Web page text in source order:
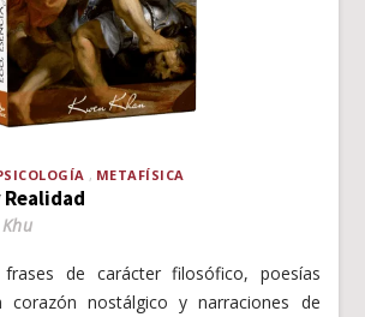
METAFÍSICA
Realidad
de carácter filosófico, poesías
corazón nostálgico y narraciones de